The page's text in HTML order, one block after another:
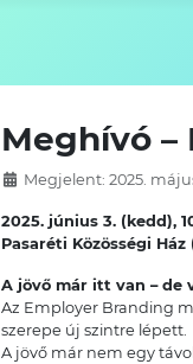
Meghívó –
Megjelent: 2025.
2025. június 3. (kedd),
Pasaréti Közösségi
A jövő már itt van – de
Az Employer Branding
szerepe új szintre lépett.
A jövő már nem egy